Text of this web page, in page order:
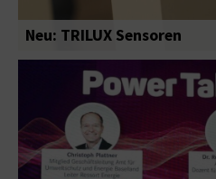
Neu: TRILUX Sensoren